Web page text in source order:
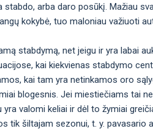
arba daro posūkį. Mažiau
kokybė, tuo maloniau važiuoti
stabdymą, net jeigu ir yra labai
kai kiekvienas stabdymo
kai tam yra netinkamos oro
blogesnis. Jei miestiečiams tai
valomi keliai ir dėl to žymiai
tik šiltajam sezonui, t. y. pavasario